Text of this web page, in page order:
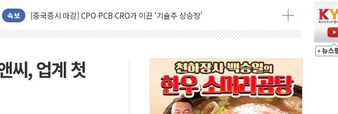
속보
[ETF 시황] 2차전지 ETF 급등, SK하이닉스 레버리지는 급락
[컨콜] 롯데케미칼 "대산·여수 사업재편 완료시 재무구조 개선 기대"
통합위, 'AI 포용사회'·'청년 자산격차 해소' 특위 출범…"소외되는 계층 없도록"
코웨이, 2분기 영업익 2532억…신제품 효과에 실적 호조
[마감시황] 코스피, 7주 연속 하락…외국인 매도에 6258.77
중수청 임용설명회에 검사 110명 등 1100명 참석...인사·처우 관심
씨, 업계 첫